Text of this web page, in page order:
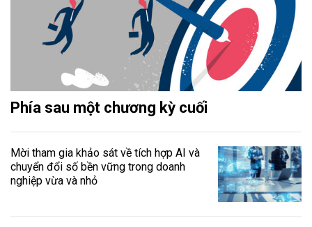
Phía sau một chương kỳ cuối
Mời tham gia khảo sát về tích hợp AI và
chuyển đổi số bền vững trong doanh
nghiệp vừa và nhỏ